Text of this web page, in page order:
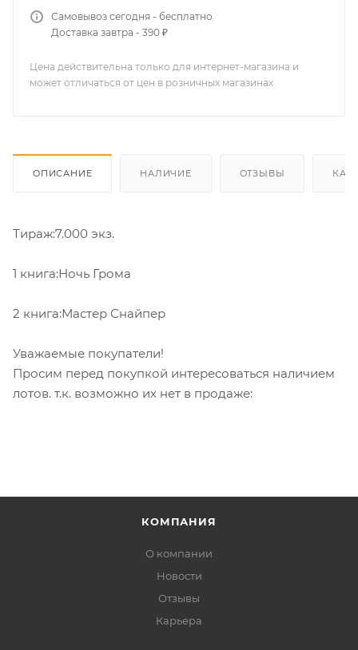
Самовывоз сегодня - бесплатно
Доставка завтра - 390 ₽
Цена действительна только для интернет-магазина и
может отличаться от цен в розничных магазинах
ОПИСАНИЕ НАЛИЧИЕ ОТЗЫВЫ КАК
Тираж:7.000 экз.
1 книга:Ночь Грома
2 книга:Мастер Снайпер
Уважаемые покупатели!
Просим перед покупкой интересоваться наличием
лотов. т.к. возможно их нет в продаже:
КОМПАНИЯ
О компании
Новости
Отзывы
Карьера